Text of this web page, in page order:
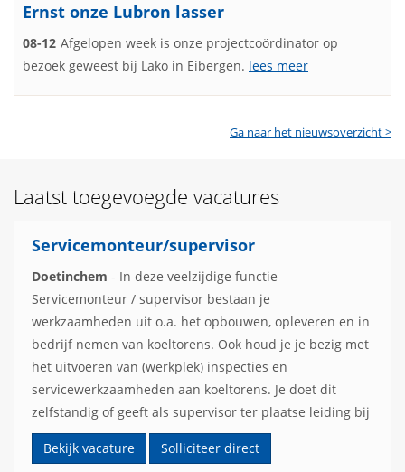
Ernst onze Lubron lasser
08-12 Afgelopen week is onze projectcoördinator op
bezoek geweest bij Lako in Eibergen. lees meer
Ga naar het nieuwsoverzicht >
Laatst toegevoegde vacatures
Servicemonteur/supervisor
Doetinchem - In deze veelzijdige functie
Servicemonteur / supervisor bestaan je
werkzaamheden uit o.a. het opbouwen, opleveren en in
bedrijf nemen van koeltorens. Ook houd je je bezig met
het uitvoeren van (werkplek) inspecties en
servicewerkzaamheden aan koeltorens. Je doet dit
zelfstandig of geeft als supervisor ter plaatse leiding bij
deze activiteiten.lees meer
Bekijk vacature Solliciteer direct